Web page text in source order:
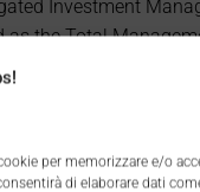
per memorizzare e/o
di elaborare dati
Investment
the Total
investors and